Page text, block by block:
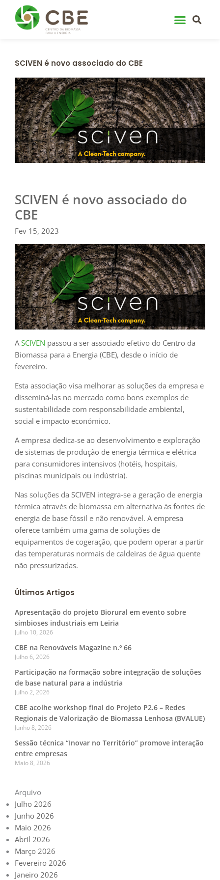
content
SCIVEN é novo associado do CBE
SCIVEN é novo associado do
CBE
Fev 15, 2023
ASCIVEN passou a ser associado efetivo do Centro da
Biomassa para a Energia (CBE), desde o início de
fevereiro.
Esta associação visa melhorar as soluções da empresa e
disseminá-las no mercado como bons exemplos de
sustentabilidade com responsabilidade ambiental,
social e impacto económico.
A empresa dedica-se ao desenvolvimento e exploração
de sistemas de produção de energia térmica e elétrica
para consumidores intensivos (hotéis, hospitais,
piscinas municipais ou indústria).
Nas soluções da SCIVEN integra-se a geração de energia
térmica através de biomassa em alternativa às fontes de
energia de base fóssil e não renovável. A empresa
oferece também uma gama de soluções de
equipamentos de cogeração, que podem operar a partir
das temperaturas normais de caldeiras de água quente
não pressurizadas.
Últimos Artigos
Apresentação do projeto Biorural em evento sobre
simbioses industriais em Leiria
Julho 10, 2026
CBE na Renováveis Magazine n.º 66
Julho 6, 2026
Participação na formação sobre integração de soluções
de base natural para a indústria
Julho 2, 2026
CBE acolhe workshop final do Projeto P2.6 – Redes
Regionais de Valorização de Biomassa Lenhosa (BVALUE)
Junho 8, 2026
Sessão técnica “Inovar no Território” promove interação
entre empresas
Maio 8, 2026
Arquivo
Julho 2026
Junho 2026
Maio 2026
Abril 2026
Março 2026
Fevereiro 2026
Janeiro 2026